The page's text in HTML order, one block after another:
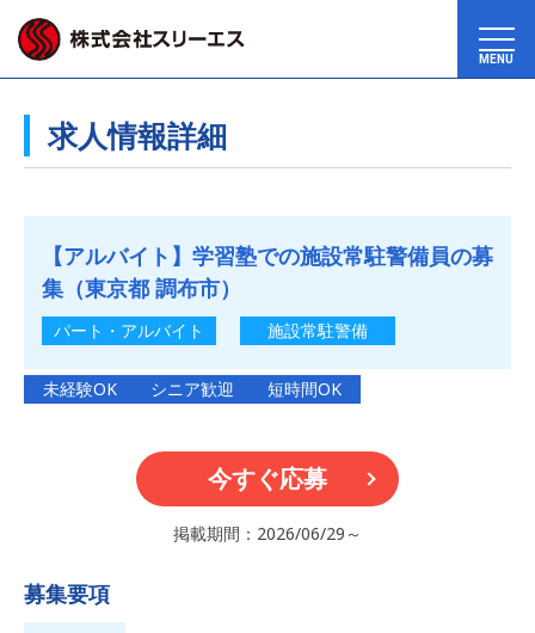
MENU
求人情報詳細
【アルバイト】学習塾での施設常駐警備員の募
集（東京都 調布市）
パート・アルバイト 施設常駐警備
未経験OK シニア歓迎 短時間OK
今すぐ応募
掲載期間：2026/06/29～
募集要項